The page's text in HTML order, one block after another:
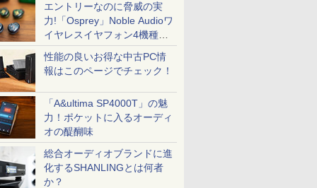
エントリーなのに脅威の実
力!「Osprey」Noble Audioワ
イヤレスイヤフォン4機種を
一気に聴く
性能の良いお得な中古PC情
報はこのページでチェック！
「A&ultima SP4000T」の魅
力！ポケットに入るオーディ
オの醍醐味
総合オーディオブランドに進
化するSHANLINGとは何者
か？